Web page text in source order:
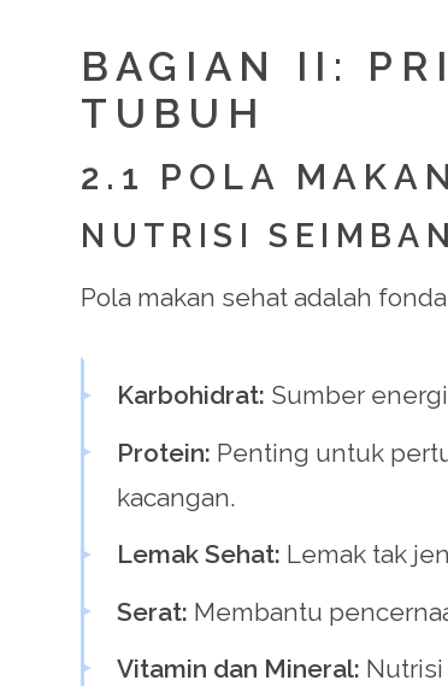
BAGIAN II:
TUBUH
2.1 POLA
NUTRISI
Pola makan sehat adalah
Karbohidrat: Sumber
Protein: Penting untuk
kacangan.
Lemak Sehat: Lemak tak
Serat: Membantu
Vitamin dan Mineral: